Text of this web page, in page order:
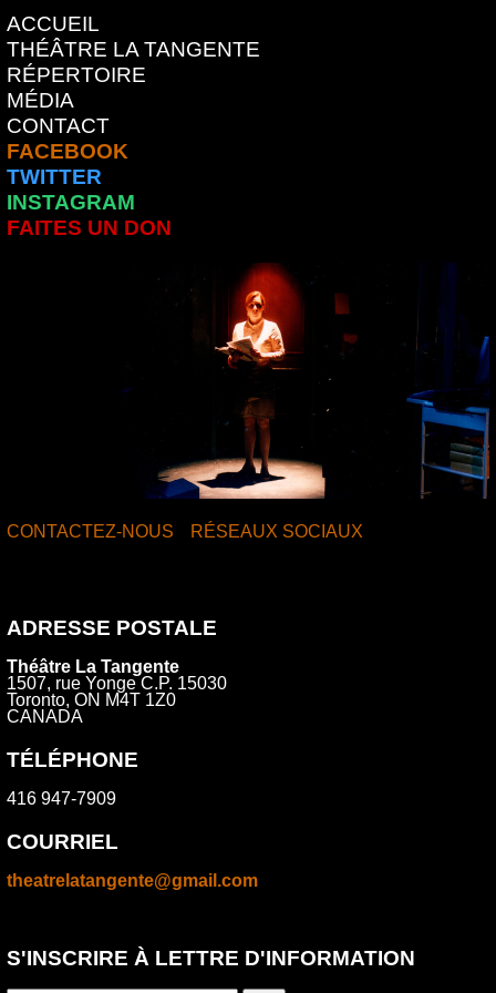
ACCUEIL
THÉÂTRE LA TANGENTE
RÉPERTOIRE
MÉDIA
CONTACT
FACEBOOK
TWITTER
INSTAGRAM
FAITES UN DON
CONTACTEZ-NOUS RÉSEAUX SOCIAUX
ADRESSE POSTALE
Théâtre La Tangente
1507, rue Yonge C.P. 15030
Toronto, ON M4T 1Z0
CANADA
TÉLÉPHONE
416 947-7909
COURRIEL
theatrelatangente@gmail.com
S'INSCRIRE À LETTRE D'INFORMATION